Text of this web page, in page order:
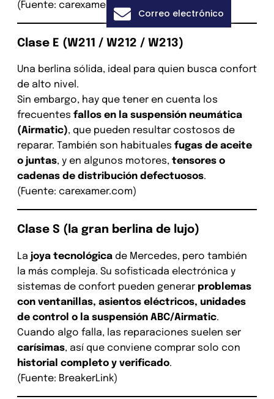
(Fuente: carexamer.com)
Clase E (W211 / W212 / W213)
Una berlina sólida, ideal para quien busca confort
de alto nivel.
Sin embargo, hay que tener en cuenta los
frecuentes fallos en la suspensión neumática
(Airmatic), que pueden resultar costosos de
reparar. También son habituales fugas de aceite
o juntas, y en algunos motores, tensores o
cadenas de distribución defectuosos.
(Fuente: carexamer.com)
Clase S (la gran berlina de lujo)
La joya tecnológica de Mercedes, pero también
la más compleja. Su sofisticada electrónica y
sistemas de confort pueden generar problemas
con ventanillas, asientos eléctricos, unidades
de control o la suspensión ABC/Airmatic.
Cuando algo falla, las reparaciones suelen ser
carísimas, así que conviene comprar solo con
historial completo y verificado.
(Fuente: BreakerLink)
Correo electrónico